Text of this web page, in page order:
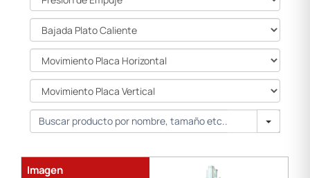
de
Empuje
Plato
Caliente
Movimiento
Placa
Horizontal
Movimiento
Placa
Vertical
Search
Imagen